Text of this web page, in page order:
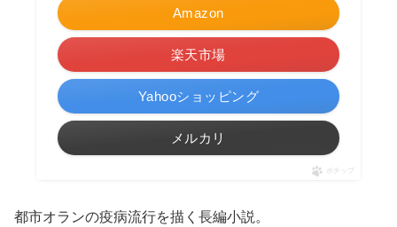
Amazon
楽天市場
Yahooショッピング
メルカリ
ポチップ
都市オランの疫病流行を描く長編小説。